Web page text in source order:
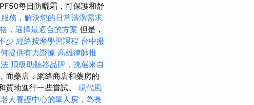
每日防曬霜，可保護和舒
務，解決您的日常清潔需求
，選擇最適合的方案 但是，
少 經絡按摩學習課程 台中撥
提供有力證據 高雄律師推
頂級助聽器品牌，挑選來自
而藥店，網絡商店和藥房的
質地進行一些嘗試。 現代風
老人養護中心的單人房，為長